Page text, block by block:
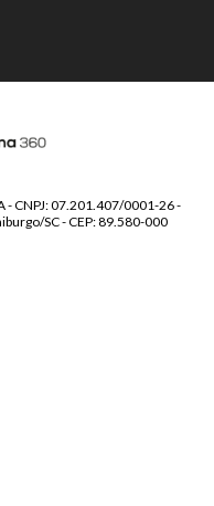
- CNPJ: 07.201.407/0001-26 -
SC - CEP: 89.580-000